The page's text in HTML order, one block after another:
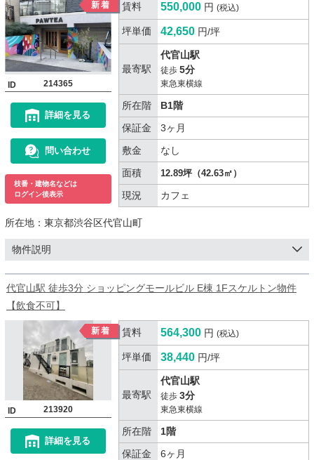
ID 214365
詳細を見る
問い合わせ
枝番・建物名などは
ログイン後表示
賃料 550,000 円 (税込)
坪単価 42,650 円/坪
最寄駅
代官山駅
徒歩 5分
東急東横線
所在階
B1階
保証金
3ヶ月
敷金
なし
面積
12.89坪（42.63㎡）
現況 カフェ
所在地： 東京都渋谷区代官山町
物件説明
代官山駅 徒歩3分 ショッピングモールビル E棟 1Fスケルトン物件
【飲食不可】
ID 213920
詳細を見る
賃料 564,300 円 (税込)
坪単価 38,440 円/坪
最寄駅
代官山駅
徒歩 3分
東急東横線
所在階
1階
保証金
6ヶ月